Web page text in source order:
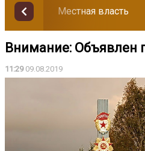
Местная власть
Внимание: Объявлен
11:2909.08.2019